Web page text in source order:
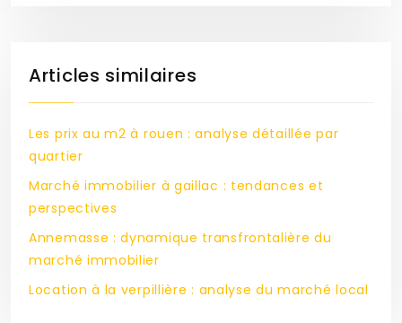
Articles similaires
Les prix au m2 à rouen : analyse détaillée par
quartier
Marché immobilier à gaillac : tendances et
perspectives
Annemasse : dynamique transfrontalière du
marché immobilier
Location à la verpillière : analyse du marché local